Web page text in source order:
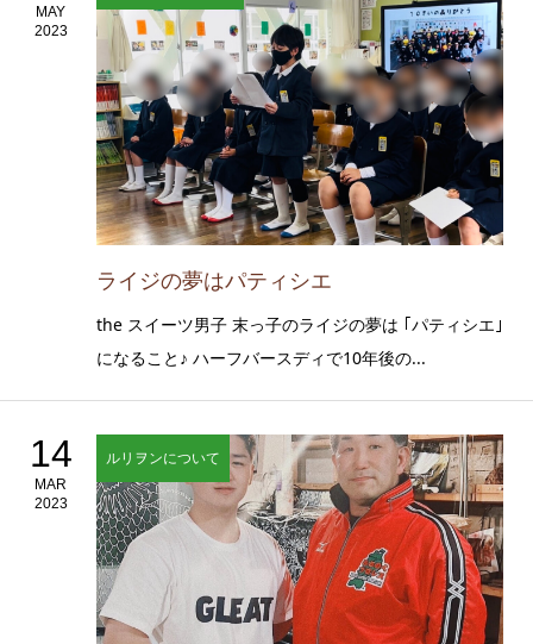
MAY
2023
ライジの夢はパティシエ
the スイーツ男子 末っ子のライジの夢は ｢パティシエ｣
になること♪ ハーフバースディで10年後の...
14
MAR
2023
ルリヲンについて